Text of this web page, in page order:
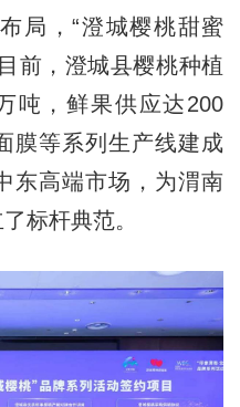
局，“澄城樱桃甜蜜
前，澄城县樱桃种植
吨，鲜果供应达200
膜等系列生产线建成
东高端市场，为渭南
标杆典范。